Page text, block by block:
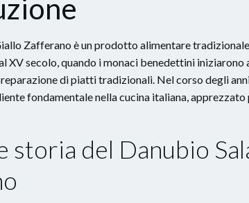
Zafferano è un prodotto alimentare
XV secolo, quando i monaci benedettini
di piatti tradizionali. Nel corso degli
fondamentale nella cucina italiana, apprezzato
storia del Danubio